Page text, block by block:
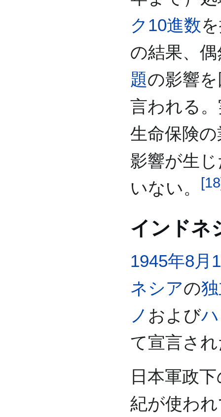
ク10進数
の結果、
題の影響
言われる
生命保険
影響が生
いない。
[18
インドネ
1945年8月
ネシアの
ノ および
て宣言さ
日本軍政
紀が使わ